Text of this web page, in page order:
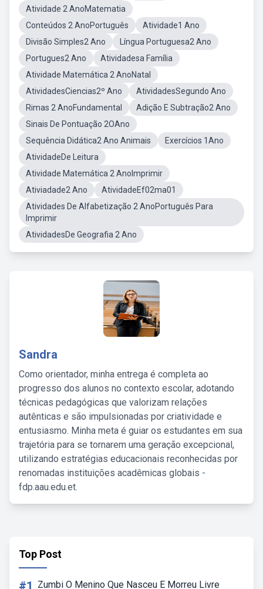
Atividade 2 AnoMatematia
Conteúdos 2 AnoPortuguês
Atividade1 Ano
Divisão Simples2 Ano
Língua Portuguesa2 Ano
Portugues2 Ano
Atividadesa Família
Atividade Matemática 2 AnoNatal
AtividadesCiencias2º Ano
AtividadesSegundo Ano
Rimas 2 AnoFundamental
Adição E Subtração2 Ano
Sinais De Pontuação 2OAno
Sequência Didática2 Ano Animais
Exercícios 1Ano
AtividadeDe Leitura
Atividade Matemática 2 AnoImprimir
Ativiadade2 Ano
AtividadeEf02ma01
Atividades De Alfabetização 2 AnoPortuguês Para
Imprimir
AtividadesDe Geografia 2 Ano
Sandra
Como orientador, minha entrega é completa ao
progresso dos alunos no contexto escolar, adotando
técnicas pedagógicas que valorizam relações
autênticas e são impulsionadas por criatividade e
entusiasmo. Minha meta é guiar os estudantes em sua
trajetória para se tornarem uma geração excepcional,
utilizando estratégias educacionais reconhecidas por
renomadas instituições acadêmicas globais -
fdp.aau.edu.et.
Top Post
#1 Zumbi O Menino Que Nasceu E Morreu Livre